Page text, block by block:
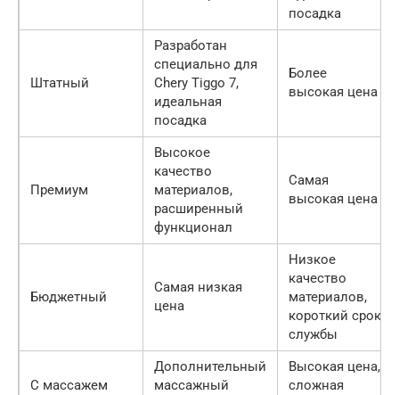
посадка
Штатный
Разработан
специально для
Chery Tiggo 7,
идеальная
посадка
Более
высокая цена
Премиум
Высокое
качество
материалов,
расширенный
функционал
Самая
высокая цена
Бюджетный
Самая низкая
цена
Низкое
качество
материалов,
короткий срок
службы
С массажем
Дополнительный
массажный
Высокая цена,
сложная